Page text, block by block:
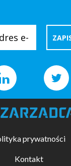
prywatności
Kontakt